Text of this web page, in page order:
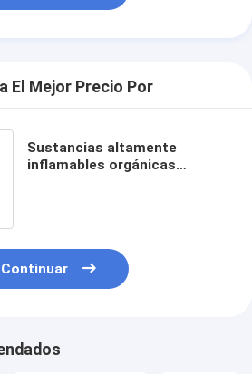
El Mejor Precio Por
Sustancias altamente
inflamables orgánicas
Continuar